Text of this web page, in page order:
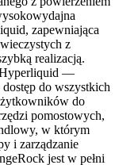
zapewniająca
z
realizacją.
Hyperliquid —
do wszystkich
do
pomostowych,
w którym
i zarządzanie
jest w pełni